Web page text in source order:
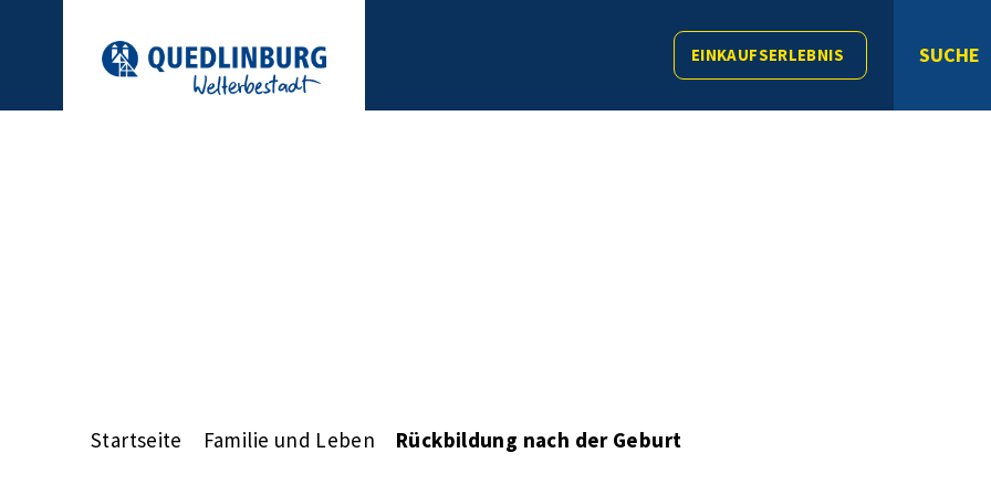
EINKAUFSERLEBNIS SUCHE
Startseite Familie und Leben Rückbildung nach der Geburt